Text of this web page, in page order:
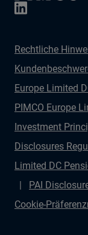
Rechtliche
Europe Limited
PIMCO Europe
Investment
Disclosures
Limited DC
PAI
Cookie-